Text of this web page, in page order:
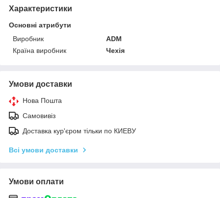
Характеристики
Основні атрибути
Виробник
ADM
Країна виробник
Чехія
Умови доставки
Нова Пошта
Самовивіз
Доставка кур'єром тільки по КИЕВУ
Всі умови доставки
Умови оплати